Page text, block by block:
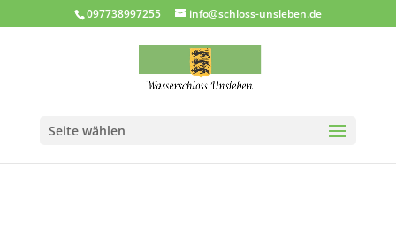
097738997255 info@schloss-unsleben.de
Seite wählen